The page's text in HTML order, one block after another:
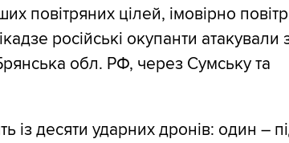
повітряних цілей, імовірно
російські окупанти атакували
обл. РФ, через Сумську та
із десяти ударних дронів: один –